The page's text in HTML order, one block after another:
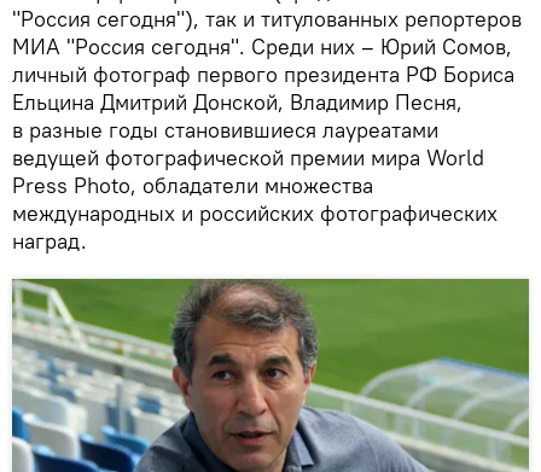
"Россия сегодня"), так и титулованных репортеров
МИА "Россия сегодня". Среди них – Юрий Сомов,
личный фотограф первого президента РФ Бориса
Ельцина Дмитрий Донской, Владимир Песня,
в разные годы становившиеся лауреатами
ведущей фотографической премии мира World
Press Photo, обладатели множества
международных и российских фотографических
наград.